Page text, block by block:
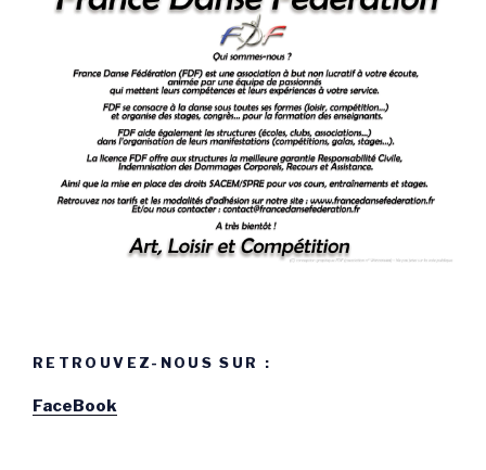
RETROUVEZ-NOUS SUR :
FaceBook